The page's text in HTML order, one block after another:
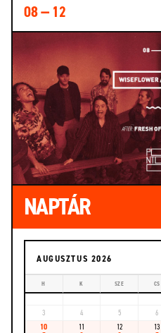
08 — 12
NAPTÁR
AUGUSZTUS 2026
H K SZE CS
3
4 5 6
10
11 12 13